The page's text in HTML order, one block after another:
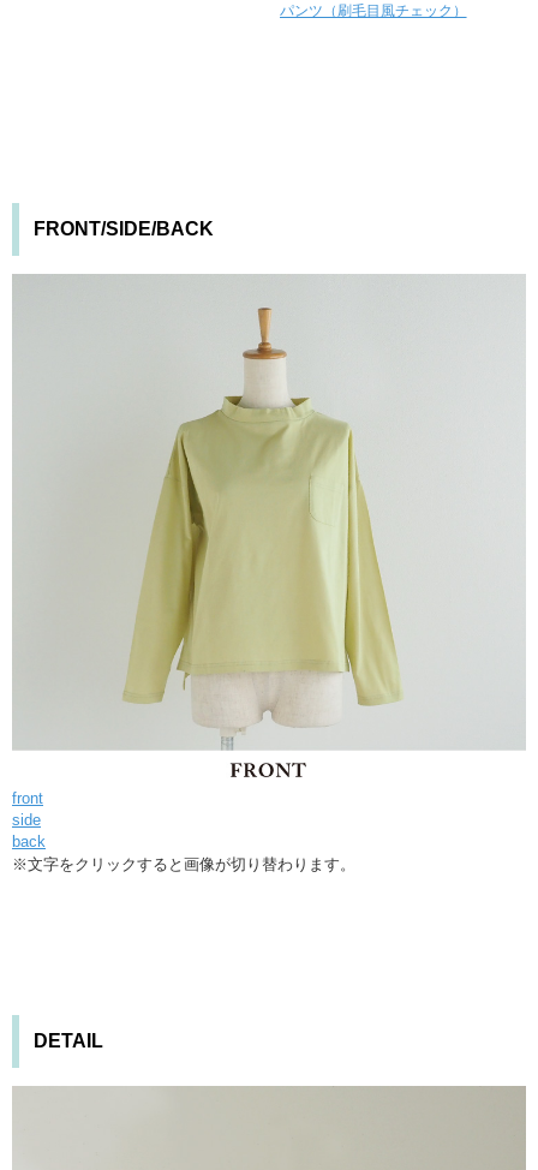
パンツ（刷毛目風チェック）
FRONT/SIDE/BACK
front
side
back
※文字をクリックすると画像が切り替わります。
DETAIL